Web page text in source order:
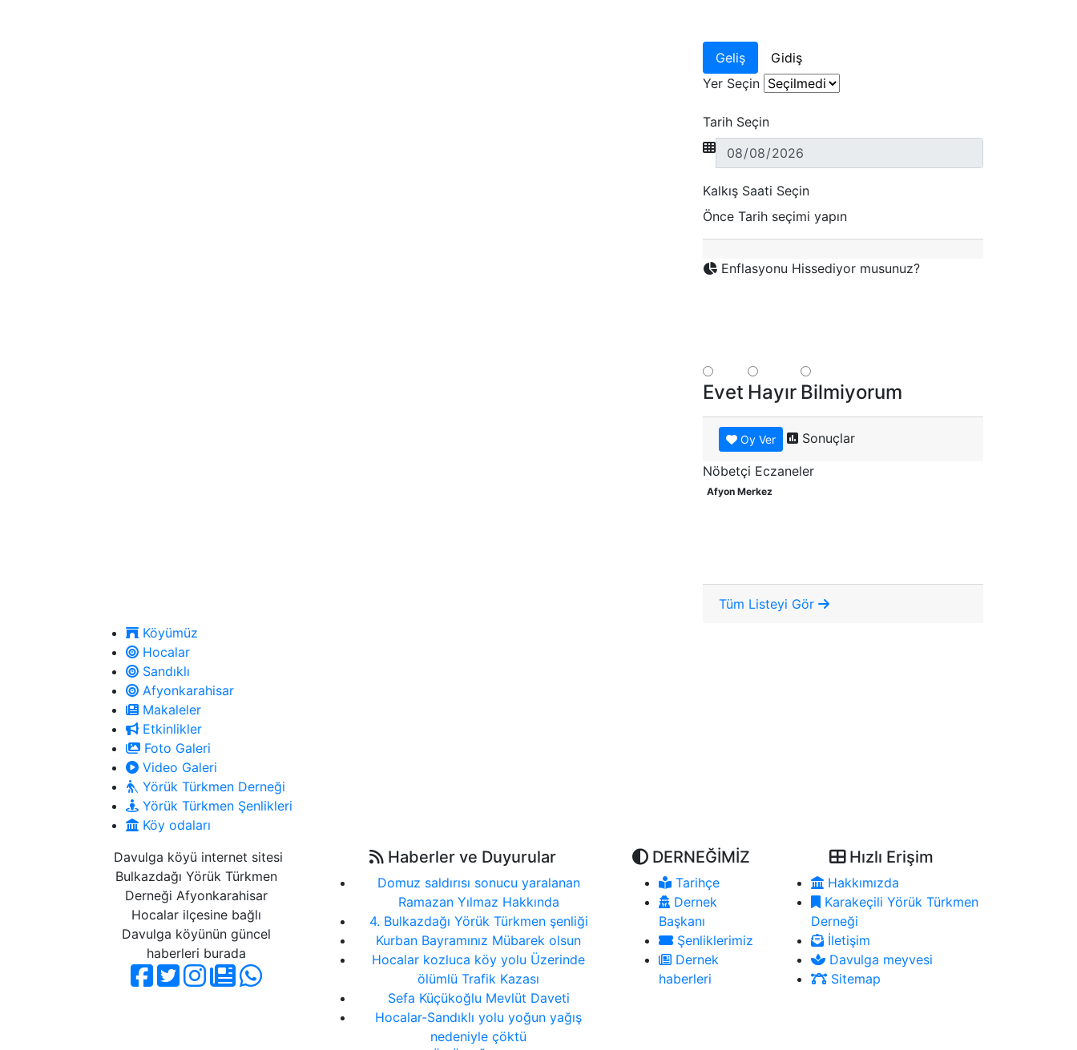
Geliş
Gidiş
Yer Seçin
Tarih Seçin
Kalkış Saati Seçin
Önce Tarih seçimi yapın
Enflasyonu Hissediyor musunuz?
Evet Hayır Bilmiyorum
Oy Ver Sonuçlar
Nöbetçi Eczaneler
Afyon Merkez
Tüm Listeyi Gör
Köyümüz
Hocalar
Sandıklı
Afyonkarahisar
Makaleler
Etkinlikler
Foto Galeri
Video Galeri
Yörük Türkmen Derneği
Yörük Türkmen Şenlikleri
Köy odaları
Davulga köyü internet sitesi
Bulkazdağı Yörük Türkmen
Derneği Afyonkarahisar
Hocalar ilçesine bağlı
Davulga köyünün güncel
haberleri burada
Haberler ve Duyurular
Domuz saldırısı sonucu yaralanan
Ramazan Yılmaz Hakkında
4. Bulkazdağı Yörük Türkmen şenliği
Kurban Bayramınız Mübarek olsun
Hocalar kozluca köy yolu Üzerinde
ölümlü Trafik Kazası
Sefa Küçükoğlu Mevlüt Daveti
Hocalar-Sandıklı yolu yoğun yağış
nedeniyle çöktü
DERNEĞİMİZ
Tarihçe
Dernek
Başkanı
Şenliklerimiz
Dernek
haberleri
Hızlı Erişim
Hakkımızda
Karakeçili Yörük Türkmen
Derneği
İletişim
Davulga meyvesi
Sitemap